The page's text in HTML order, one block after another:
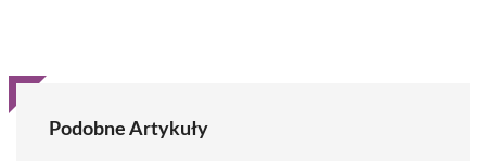
Podobne Artykuły